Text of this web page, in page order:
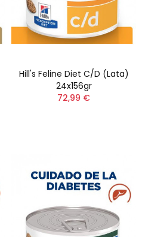
Hill's Feline Diet C/d (Lata)
24x156gr
72,99 €